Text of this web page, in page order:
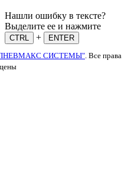
Нашли ошибку в тексте?
Выделите ее и нажмите
CTRL +
ENTER
СИСТЕМЫ". Все права